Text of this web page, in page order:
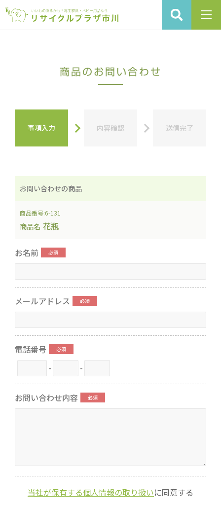
商品のお問い合わせ
事項入力 内容確認 送信完了
お問い合わせの商品
商品番号:6-131
商品名 花瓶
お名前
メールアドレス
電話番号
- -
お問い合わせ内容
当社が保有する個人情報の取り扱いに同意する